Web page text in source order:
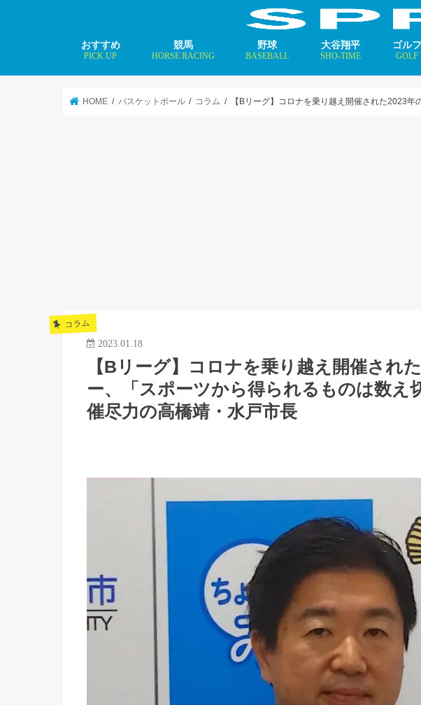
おすすめ
PICK UP
競馬
HORSE RACING
野球
BASEBALL
大谷翔平
SHO-TIME
ゴルフ
GOLF
HOME バスケットボール コラム 【Bリーグ】コロナを乗り越え開催された2023
コラム
2023.01.18
【Bリーグ】コロナを乗り越え開催され
ー、「スポーツから得られるものは数え
催尽力の高橋靖・水戸市長